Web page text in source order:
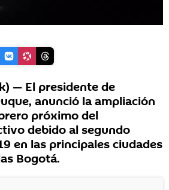
— El presidente de
anunció la ampliación
próximo del
debido al segundo
en las principales ciudades
Bogotá.